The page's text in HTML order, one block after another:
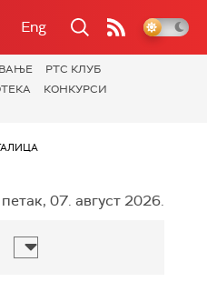
Eng
РТС КЛУБ
КОНКУРСИ
петак, 07. август 2026.